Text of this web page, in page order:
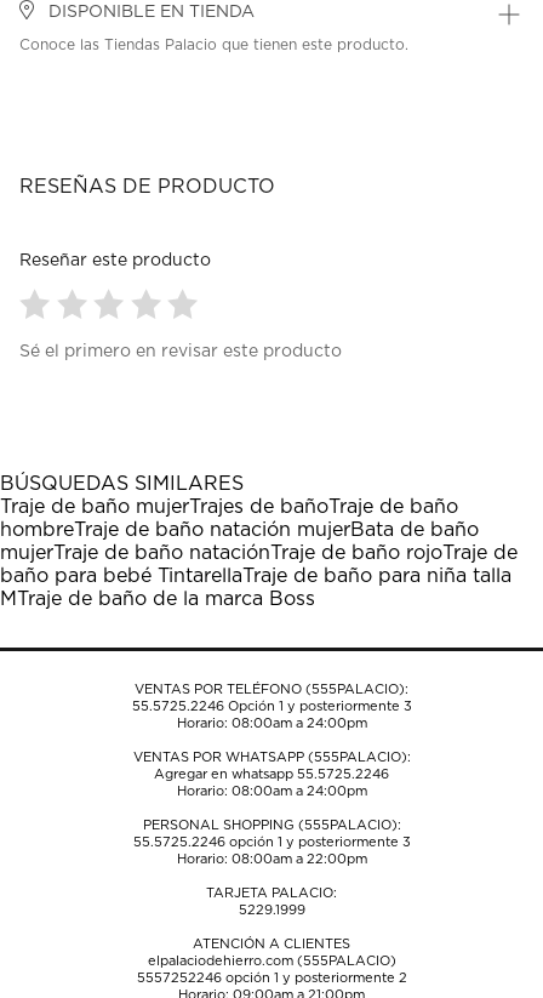
DISPONIBLE EN TIENDA
Conoce las Tiendas Palacio que tienen este producto.
RESEÑAS DE PRODUCTO
Reseñar este producto
para
1
estrella
Esta
acción
abrirá
el
formulario
envío.
para
estrellas.
Esta
acción
abrirá
el
formulario
envío.
para
estrellas.
Esta
acción
abrirá
el
formulario
envío.
para
estrellas.
Esta
acción
abrirá
el
formulario
envío.
para
estrellas.
Esta
acción
abrirá
el
formulario
envío.
Sé el primero en revisar este producto
BÚSQUEDAS SIMILARES
Traje de baño mujerTrajes de bañoTraje de baño
hombreTraje de baño natación mujerBata de baño
mujerTraje de baño nataciónTraje de baño rojoTraje de
baño para bebé TintarellaTraje de baño para niña talla
M Traje de baño de la marca Boss
VENTAS POR TELÉFONO (555PALACIO):
55.5725.2246Opción 1 y posteriormente 3
Horario: 08:00am a 24:00pm
VENTAS POR WHATSAPP (555PALACIO):
Agregar en whatsapp 55.5725.2246
Horario: 08:00am a 24:00pm
PERSONAL SHOPPING (555PALACIO):
55.5725.2246opción 1 y posteriormente 3
Horario: 08:00am a 22:00pm
TARJETA PALACIO:
5229.1999
ATENCIÓN A CLIENTES
elpalaciodehierro.com (555PALACIO)
5557252246opción 1 y posteriormente 2
Horario: 09:00am a 21:00pm